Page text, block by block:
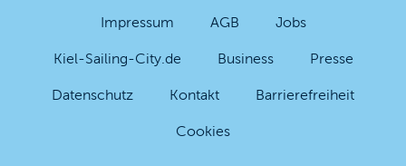
Impressum AGB Jobs
Kiel-Sailing-City.de Business Presse
Datenschutz Kontakt Barrierefreiheit
Cookies